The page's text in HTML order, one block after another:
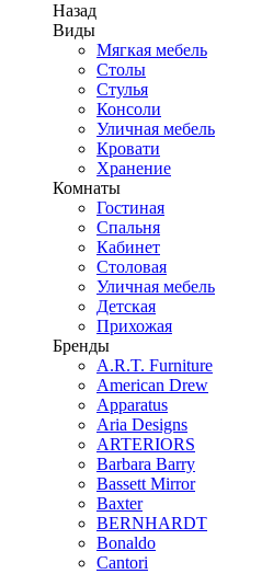
Назад
Виды
Мягкая мебель
Столы
Стулья
Консоли
Уличная мебель
Кровати
Хранение
Комнаты
Гостиная
Спальня
Кабинет
Столовая
Уличная мебель
Детская
Прихожая
Бренды
A.R.T. Furniture
American Drew
Apparatus
Aria Designs
ARTERIORS
Barbara Barry
Bassett Mirror
Baxter
BERNHARDT
Bonaldo
Cantori